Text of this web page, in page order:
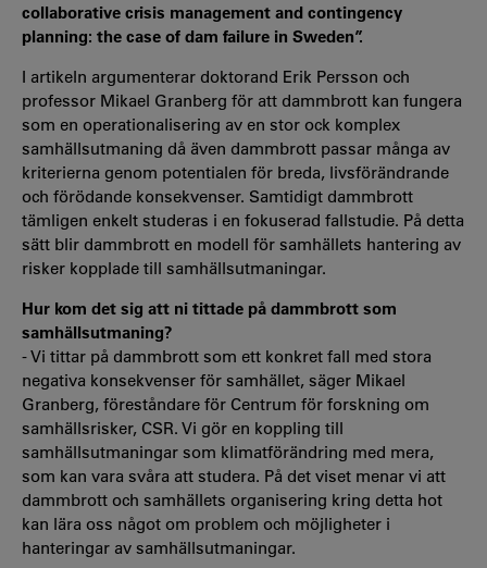
collaborative crisis management and contingency
planning: the case of dam failure in Sweden”.
I artikeln argumenterar doktorand Erik Persson och
professor Mikael Granberg för att dammbrott kan fungera
som en operationalisering av en stor ock komplex
samhällsutmaning då även dammbrott passar många av
kriterierna genom potentialen för breda, livsförändrande
och förödande konsekvenser. Samtidigt dammbrott
tämligen enkelt studeras i en fokuserad fallstudie. På detta
sätt blir dammbrott en modell för samhällets hantering av
risker kopplade till samhällsutmaningar.
Hur kom det sig att ni tittade på dammbrott som
samhällsutmaning?
- Vi tittar på dammbrott som ett konkret fall med stora
negativa konsekvenser för samhället, säger Mikael
Granberg, föreståndare för Centrum för forskning om
samhällsrisker, CSR. Vi gör en koppling till
samhällsutmaningar som klimatförändring med mera,
som kan vara svåra att studera. På det viset menar vi att
dammbrott och samhällets organisering kring detta hot
kan lära oss något om problem och möjligheter i
hanteringar av samhällsutmaningar.